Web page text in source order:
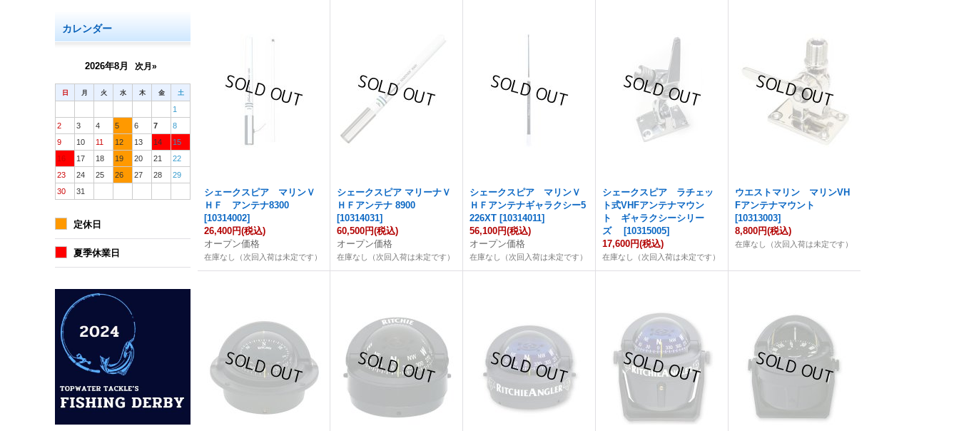
カレンダー
2026年8月 次月»
日 月 火 水 木 金 土
1
2
3 4 5 6 7
8
9
10 11 12 13 14
15
16
17 18 19 20 21
22
23
24 25 26 27 28
29
30
31
定休日
夏季休業日
シェークスピア マリンＶ
ＨＦ アンテナ8300
[10314002]
26,400円(税込)
オープン価格
在庫なし（次回入荷は未定です）
シェークスピア マリーナＶ
ＨＦアンテナ 8900
[10314031]
60,500円(税込)
オープン価格
在庫なし（次回入荷は未定です）
シェークスピア マリンＶ
ＨＦアンテナギャラクシー5
226XT [10314011]
56,100円(税込)
オープン価格
在庫なし（次回入荷は未定です）
シェークスピア ラチェッ
ト式VHFアンテナマウン
ト ギャラクシーシリー
ズ
[10315005]
17,600円(税込)
在庫なし（次回入荷は未定です）
ウエストマリン マリンVH
Fアンテナマウント
[10313003]
8,800円(税込)
在庫なし（次回入荷は未定です）